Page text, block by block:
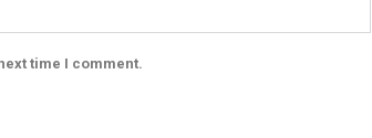
time I comment.